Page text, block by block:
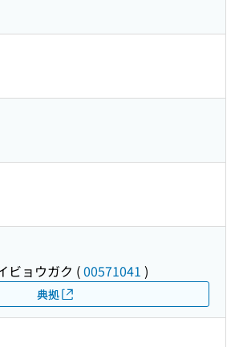
ビョウガク (00571041 )
典拠